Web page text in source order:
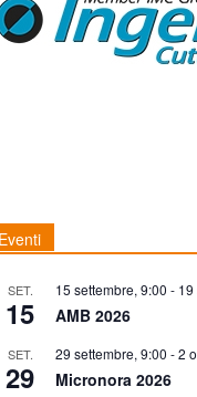
Eventi
SET.
15
15 settembre, 9:00 - 19
AMB 2026
SET.
29
29 settembre, 9:00 -2
Micronora 2026